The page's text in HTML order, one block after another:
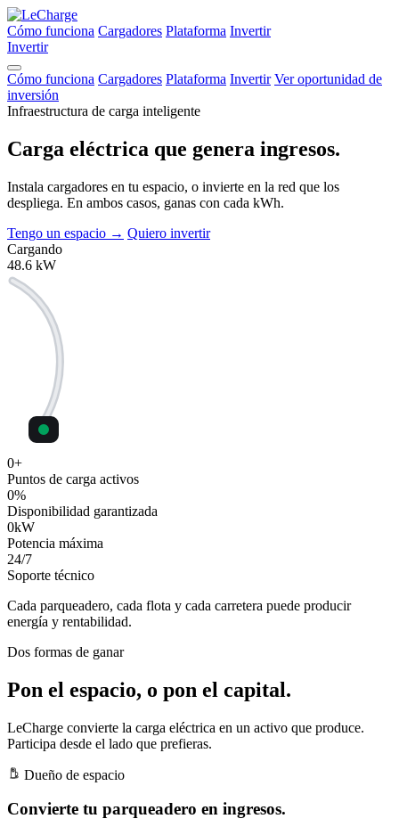
Cómo funciona Cargadores Plataforma Invertir
Invertir
Cómo funciona Cargadores Plataforma Invertir Ver oportunidad de
inversión
Infraestructura de carga inteligente
Carga eléctrica que genera ingresos.
Instala cargadores en tu espacio, o invierte en la red que los
despliega. En ambos casos, ganas con cada kWh.
Tengo un espacio → Quiero invertir
Cargando
48.6 kW
0+
Puntos de carga activos
0%
Disponibilidad garantizada
0kW
Potencia máxima
24/7
Soporte técnico
Cada parqueadero, cada flota y cada carretera puede producir
energía y rentabilidad.
Dos formas de ganar
Pon el espacio, o pon el capital.
LeCharge convierte la carga eléctrica en un activo que produce.
Participa desde el lado que prefieras.
Dueño de espacio
Convierte tu parqueadero en ingresos.